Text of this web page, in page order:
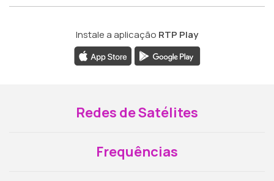
Instale a aplicação RTP Play
Redes de Satélites
Frequências